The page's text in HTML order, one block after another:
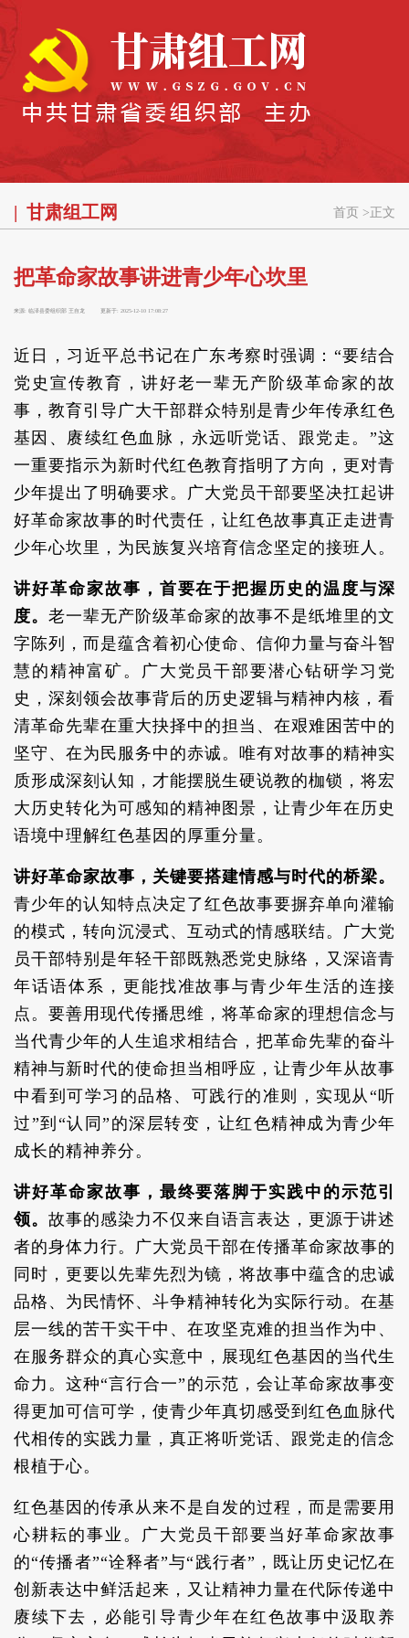
甘肃组工网 首页 > 正文
把革命家故事讲进青少年心坎里
来源: 临泽县委组织部 王自龙 更新于: 2025-12-10 17:08:27
近日，习近平总书记在广东考察时强调：“要结合
党史宣传教育，讲好老一辈无产阶级革命家的故
事，教育引导广大干部群众特别是青少年传承红色
基因、赓续红色血脉，永远听党话、跟党走。”这
一重要指示为新时代红色教育指明了方向，更对青
少年提出了明确要求。广大党员干部要坚决扛起讲
好革命家故事的时代责任，让红色故事真正走进青
少年心坎里，为民族复兴培育信念坚定的接班人。
讲好革命家故事，首要在于把握历史的温度与深
度。 老一辈无产阶级革命家的故事不是纸堆里的文
字陈列，而是蕴含着初心使命、信仰力量与奋斗智
慧的精神富矿。广大党员干部要潜心钻研学习党
史，深刻领会故事背后的历史逻辑与精神内核，看
清革命先辈在重大抉择中的担当、在艰难困苦中的
坚守、在为民服务中的赤诚。唯有对故事的精神实
质形成深刻认知，才能摆脱生硬说教的枷锁，将宏
大历史转化为可感知的精神图景，让青少年在历史
语境中理解红色基因的厚重分量。
讲好革命家故事，关键要搭建情感与时代的桥梁。
青少年的认知特点决定了红色故事要摒弃单向灌输
的模式，转向沉浸式、互动式的情感联结。广大党
员干部特别是年轻干部既熟悉党史脉络，又深谙青
年话语体系，更能找准故事与青少年生活的连接
点。要善用现代传播思维，将革命家的理想信念与
当代青少年的人生追求相结合，把革命先辈的奋斗
精神与新时代的使命担当相呼应，让青少年从故事
中看到可学习的品格、可践行的准则，实现从“听
过”到“认同”的深层转变，让红色精神成为青少年
成长的精神养分。
讲好革命家故事，最终要落脚于实践中的示范引
领。 故事的感染力不仅来自语言表达，更源于讲述
者的身体力行。广大党员干部在传播革命家故事的
同时，更要以先辈先烈为镜，将故事中蕴含的忠诚
品格、为民情怀、斗争精神转化为实际行动。在基
层一线的苦干实干中、在攻坚克难的担当作为中、
在服务群众的真心实意中，展现红色基因的当代生
命力。这种“言行合一”的示范，会让革命家故事变
得更加可信可学，使青少年真切感受到红色血脉代
代相传的实践力量，真正将听党话、跟党走的信念
根植于心。
红色基因的传承从来不是自发的过程，而是需要用
心耕耘的事业。广大党员干部要当好革命家故事
的“传播者”“诠释者”与“践行者”，既让历史记忆在
创新表达中鲜活起来，又让精神力量在代际传递中
赓续下去，必能引导青少年在红色故事中汲取养